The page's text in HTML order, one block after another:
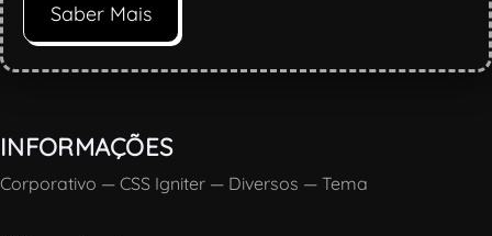
Saber Mais
INFORMAÇÕES
Corporativo — CSS Igniter — Diversos — Tema